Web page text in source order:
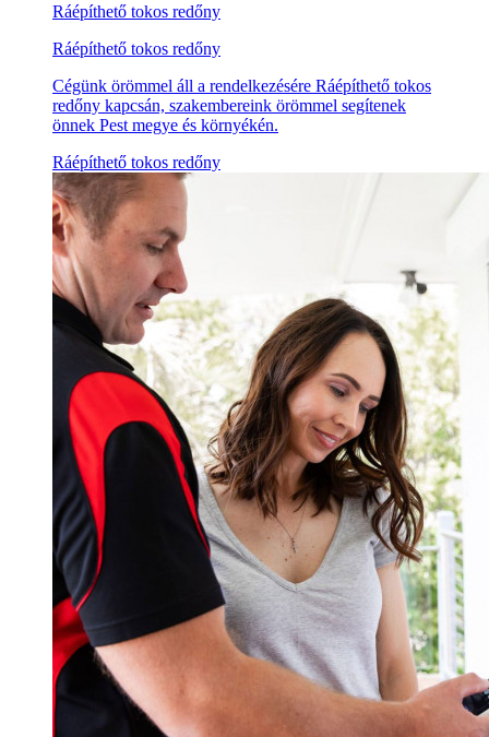
Ráépíthető tokos redőny
Ráépíthető tokos redőny
Cégünk örömmel áll a rendelkezésére Ráépíthető tokos
redőny kapcsán, szakembereink örömmel segítenek
önnek Pest megye és környékén.
Ráépíthető tokos redőny